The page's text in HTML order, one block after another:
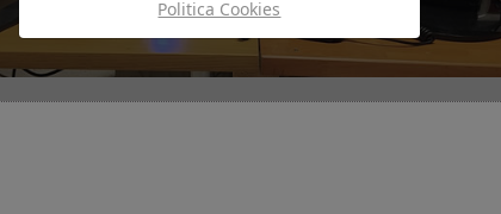
Politica Cookies